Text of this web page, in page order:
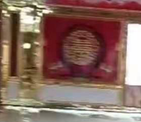
金标皇冠15米长宴会餐车